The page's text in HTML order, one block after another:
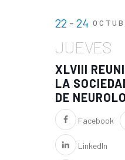
22 - 24
JUEVES
XLVIII
LA
DE
Facebook
LinkedIn